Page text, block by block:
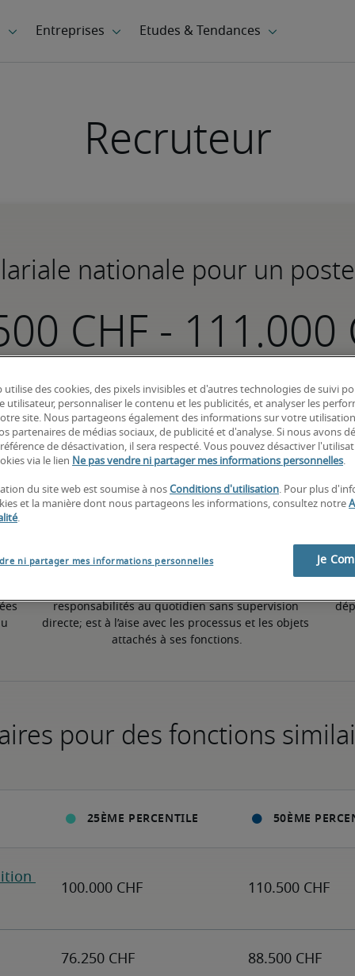
Recruteur
nationale pour un
-
50ème percentile
responsabilités au quotidien sans supervision
directe; est à l’aise avec les processus et les objets
attachés à ses fonctions.
pour des fonctions
utilise des cookies, des pixels invisibles et d'autres technologies de suivi
utilisateur, personnaliser le contenu et les publicités, et analyser les
site. Nous partageons également des informations sur votre
partenaires de médias sociaux, de publicité et d'analyse. Si nous avons
de désactivation, il sera respecté. Vous pouvez désactiver
via le lien Ne pas vendre ni partager mes informations personnelles.
du site web est soumise à nos Conditions d'utilisation. Pour plus
et la manière dont nous partageons les informations, consultez notre
.
ni partager mes informations personnelles Je